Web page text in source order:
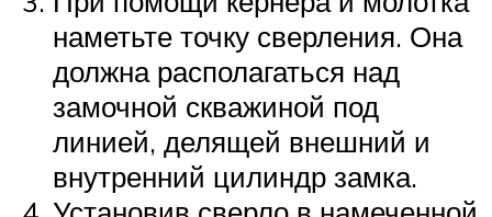
наметьте точку сверления. Она
должна располагаться над
замочной скважиной под
линией, делящей внешний и
внутренний цилиндр замка.